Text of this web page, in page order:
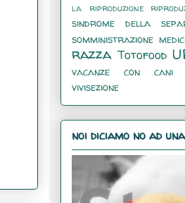
la riproduzione
sindrome della
somministrazione
razza Totofood
vacanze con cani
vivisezione
noi diciamo no ad